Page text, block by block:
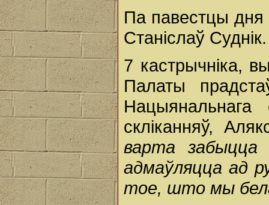
Па павестцы дня
Станіслаў Суднік.
7 кастрычніка,
Палаты
Нацыянальнага
скліканняў,
варта
адмаўляцца ад
тое, што мы